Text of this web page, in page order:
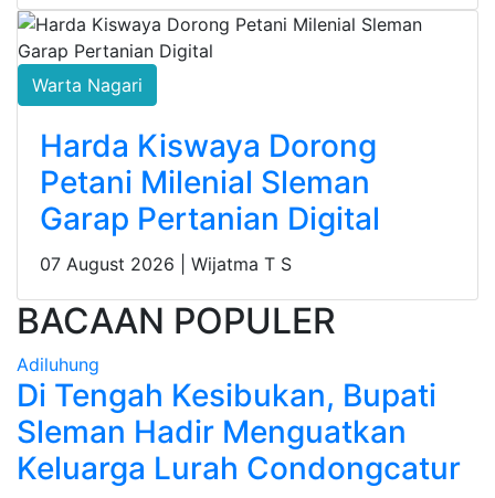
Warta Nagari
Harda Kiswaya Dorong
Petani Milenial Sleman
Garap Pertanian Digital
07 August 2026 | Wijatma T S
BACAAN POPULER
Adiluhung
Di Tengah Kesibukan, Bupati
Sleman Hadir Menguatkan
Keluarga Lurah Condongcatur